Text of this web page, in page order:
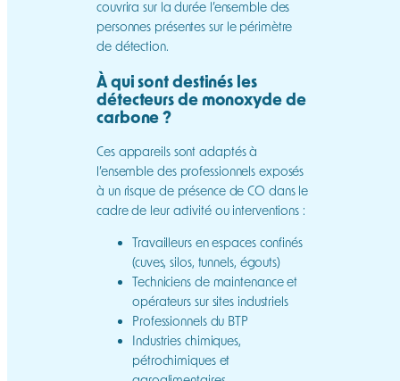
couvrira sur la durée l’ensemble des
personnes présentes sur le périmètre
de détection.
À qui sont destinés les
détecteurs de monoxyde de
carbone ?
Ces appareils sont adaptés à
l’ensemble des professionnels exposés
à un risque de présence de CO dans le
cadre de leur activité ou interventions :
Travailleurs en espaces confinés
(cuves, silos, tunnels, égouts)
Techniciens de maintenance et
opérateurs sur sites industriels
Professionnels du BTP
Industries chimiques,
pétrochimiques et